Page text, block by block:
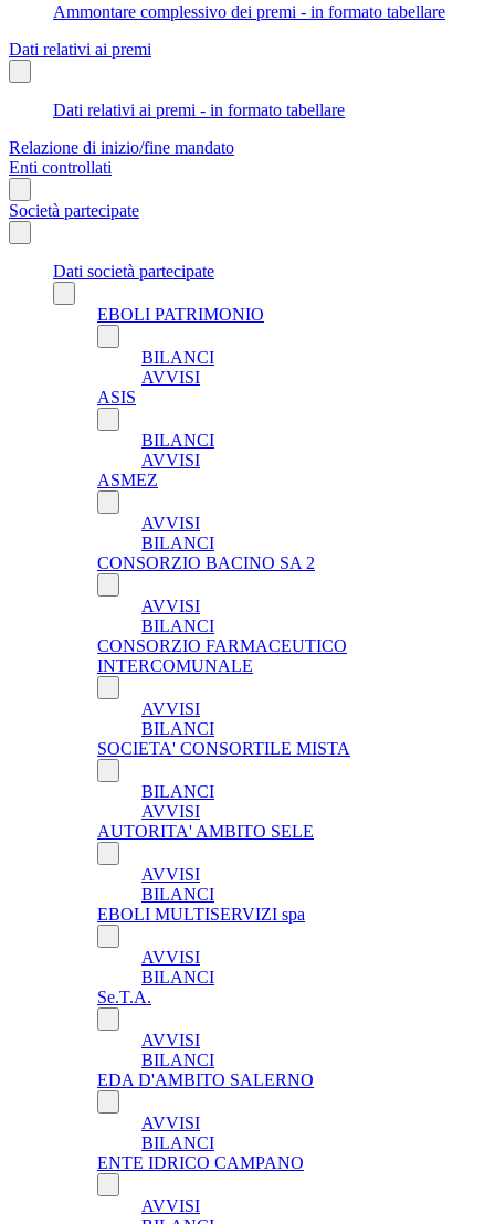
Ammontare complessivo dei premi - in formato tabellare
Dati relativi ai premi
Dati relativi ai premi - in formato tabellare
Relazione di inizio/fine mandato
Enti controllati
Società partecipate
Dati società partecipate
EBOLI PATRIMONIO
BILANCI
AVVISI
ASIS
BILANCI
AVVISI
ASMEZ
AVVISI
BILANCI
CONSORZIO BACINO SA 2
AVVISI
BILANCI
CONSORZIO FARMACEUTICO
INTERCOMUNALE
AVVISI
BILANCI
SOCIETA' CONSORTILE MISTA
BILANCI
AVVISI
AUTORITA' AMBITO SELE
AVVISI
BILANCI
EBOLI MULTISERVIZI spa
AVVISI
BILANCI
Se.T.A.
AVVISI
BILANCI
EDA D'AMBITO SALERNO
AVVISI
BILANCI
ENTE IDRICO CAMPANO
AVVISI